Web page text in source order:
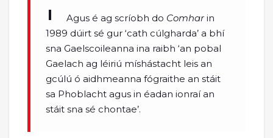
Agus é ag scríobh do Comharin
1989 dúirt sé gur ‘cath cúlgharda’ a bhí
sna Gaelscoileanna ina raibh ‘an pobal
Gaelach ag léiriú míshástacht leis an
gcúlú ó aidhmeanna fógraithe an stáit
sa Phoblacht agus in éadan ionraí an
stáit sna sé chontae’.